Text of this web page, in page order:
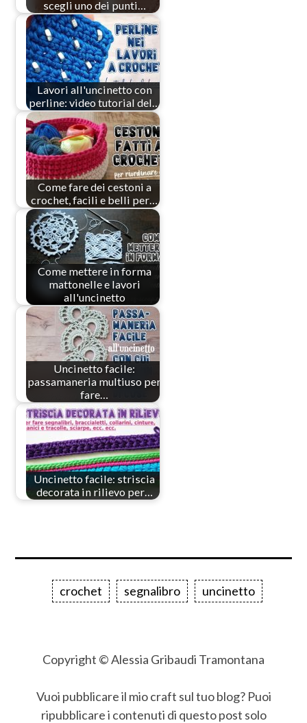
scegli uno dei punti…
Lavori all'uncinetto con
perline: video tutorial del…
Come fare dei cestoni a
crochet, facili e belli per…
Come mettere in forma
mattonelle e lavori
all'uncinetto
Uncinetto facile:
passamaneria multiuso per
fare…
Uncinetto facile: striscia
decorata in rilievo per…
crochet segnalibro uncinetto
Copyright © Alessia Gribaudi Tramontana
Vuoi pubblicare il mio craft sul tuo blog? Puoi
ripubblicare i contenuti di questo post solo